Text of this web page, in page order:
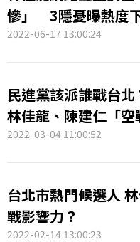
慘」 3隱憂曝熱度
不喜愛
2022-06-17 13:00:24
民進黨該派誰戰台北
林佳龍、陳建仁「空
出爐
2022-03-04 11:00:52
台北市熱門候選人
戰影響力？
2022-02-14 13:00:23